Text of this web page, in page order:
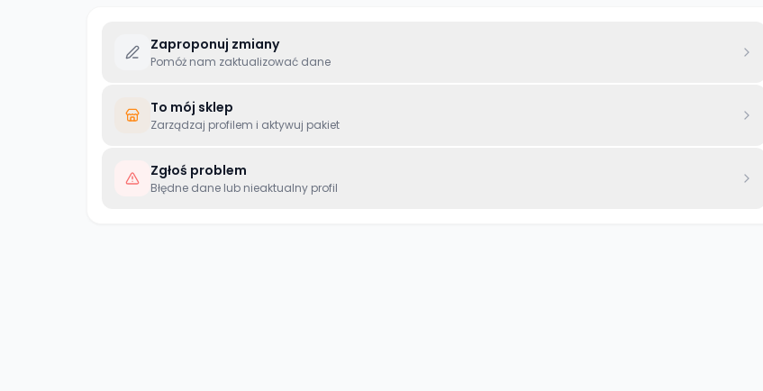
Zaproponuj zmiany
Pomóż nam zaktualizować dane
To mój sklep
Zarządzaj profilem i aktywuj pakiet
Zgłoś problem
Błędne dane lub nieaktualny profil